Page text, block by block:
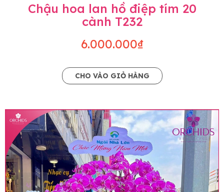
Chậu hoa lan hồ điệp tím 20
cành T232
6.000.000₫
CHO VÀO GIỎ HÀNG